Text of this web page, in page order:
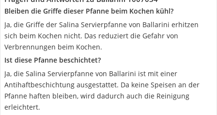
Bleiben die Griffe dieser Pfanne beim Kochen kühl?
Ja, die Griffe der Salina Servierpfanne von Ballarini erhitzen
sich beim Kochen nicht. Das reduziert die Gefahr von
Verbrennungen beim Kochen.
Ist diese Pfanne beschichtet?
Ja, die Salina Servierpfanne von Ballarini ist mit einer
Antihaftbeschichtung ausgestattet. Da keine Speisen an der
Pfanne haften bleiben, wird dadurch auch die Reinigung
erleichtert.